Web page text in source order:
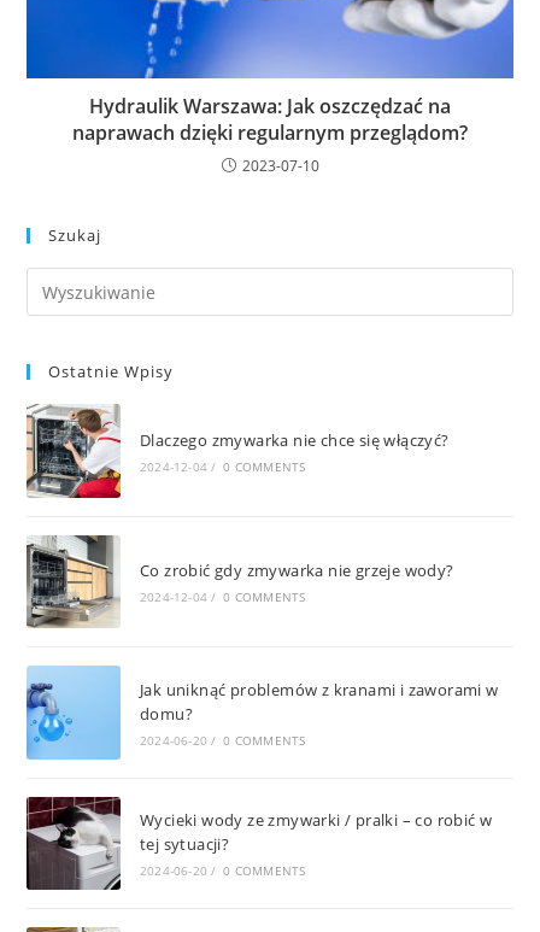
Hydraulik Warszawa: Jak oszczędzać na
naprawach dzięki regularnym przeglądom?
2023-07-10
Szukaj
Ostatnie Wpisy
Dlaczego zmywarka nie chce się włączyć?
2024-12-04 / 0 COMMENTS
Co zrobić gdy zmywarka nie grzeje wody?
2024-12-04 / 0 COMMENTS
Jak uniknąć problemów z kranami i zaworami w
domu?
2024-06-20 / 0 COMMENTS
Wycieki wody ze zmywarki / pralki – co robić w
tej sytuacji?
2024-06-20 / 0 COMMENTS